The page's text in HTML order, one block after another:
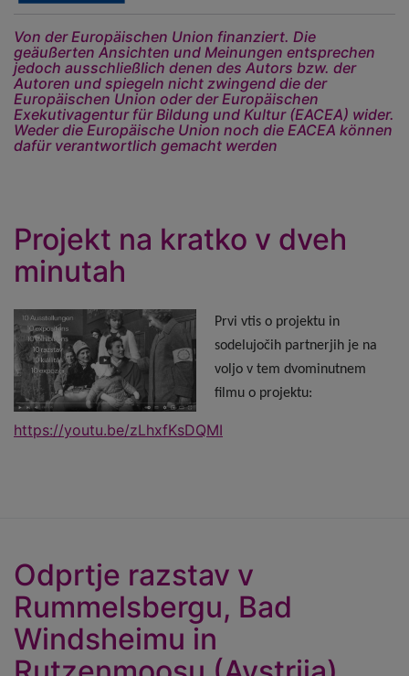
Von der Europäischen Union finanziert. Die
geäußerten Ansichten und Meinungen entsprechen
jedoch ausschließlich denen des Autors bzw. der
Autoren und spiegeln nicht zwingend die der
Europäischen Union oder der Europäischen
Exekutivagentur für Bildung und Kultur (EACEA) wider.
Weder die Europäische Union noch die EACEA können
dafür verantwortlich gemacht werden
Projekt na kratko v dveh
minutah
Prvi vtis o projektu in
sodelujočih partnerjih je na
voljo v tem dvominutnem
filmu o projektu:
https://youtu.be/zLhxfKsDQMI
Odprtje razstav v
Rummelsbergu, Bad
Windsheimu in